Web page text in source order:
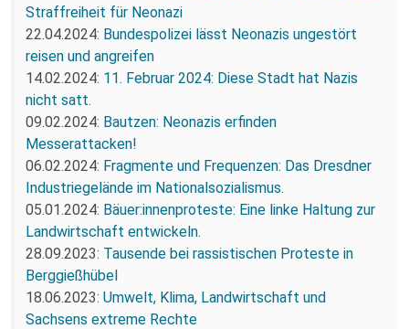
Straffreiheit für Neonazi
22.04.2024: Bundespolizei lässt Neonazis ungestört
reisen und angreifen
14.02.2024: 11. Februar 2024: Diese Stadt hat Nazis
nicht satt.
09.02.2024: Bautzen: Neonazis erfinden
Messerattacken!
06.02.2024: Fragmente und Frequenzen: Das Dresdner
Industriegelände im Nationalsozialismus.
05.01.2024: Bäuer:innenproteste: Eine linke Haltung zur
Landwirtschaft entwickeln.
28.09.2023: Tausende bei rassistischen Proteste in
Berggießhübel
18.06.2023: Umwelt, Klima, Landwirtschaft und
Sachsens extreme Rechte